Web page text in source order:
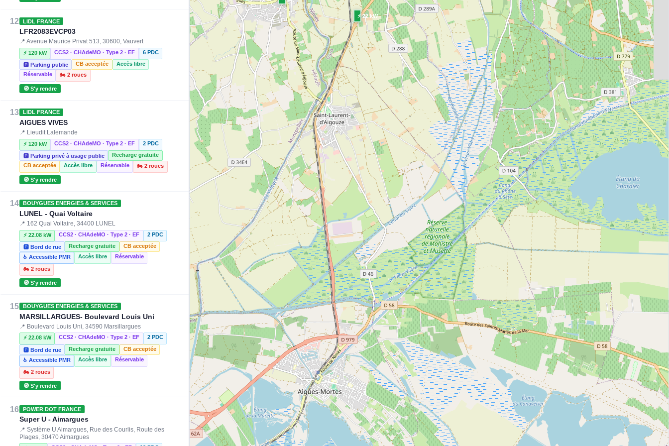
12 LIDL FRANCE
LFR2083EVCP03
📍 Avenue Maurice Privat 513, 30600, Vauvert
⚡ 120 kW CCS2 · CHAdeMO · Type 2 · EF 6 PDC
🅿️ Parking public CB acceptée
Accès libre
Réservable
🏍️ 2 roues
🧭 S'y rendre
13 LIDL FRANCE
AIGUES VIVES
📍 Lieudit Lalemande
⚡ 120 kW CCS2 · CHAdeMO · Type 2 · EF 2 PDC
🅿️ Parking privé à usage public
Recharge gratuite
CB acceptée
Accès libre Réservable 🏍️ 2 roues
🧭 S'y rendre
14 BOUYGUES ENERGIES & SERVICES
LUNEL - Quai Voltaire
📍 162 Quai Voltaire, 34400 LUNEL
⚡ 22.08 kW CCS2 · CHAdeMO · Type 2 · EF 2 PDC
🅿️ Bord de rue Recharge gratuite
CB acceptée
♿ Accessible PMR
Accès libre Réservable
🏍️ 2 roues
🧭 S'y rendre
15 BOUYGUES ENERGIES & SERVICES
MARSILLARGUES- Boulevard Louis Uni
📍 Boulevard Louis Uni, 34590 Marsillargues
⚡ 22.08 kW CCS2 · CHAdeMO · Type 2 · EF 2 PDC
🅿️ Bord de rue Recharge gratuite
CB acceptée
♿ Accessible PMR
Accès libre Réservable
🏍️ 2 roues
🧭 S'y rendre
16 POWER DOT FRANCE
Super U - Aimargues
📍 Système U Aimargues, Rue des Courlis, Route des
Plages, 30470 Aimargues
⚡ 22 kW